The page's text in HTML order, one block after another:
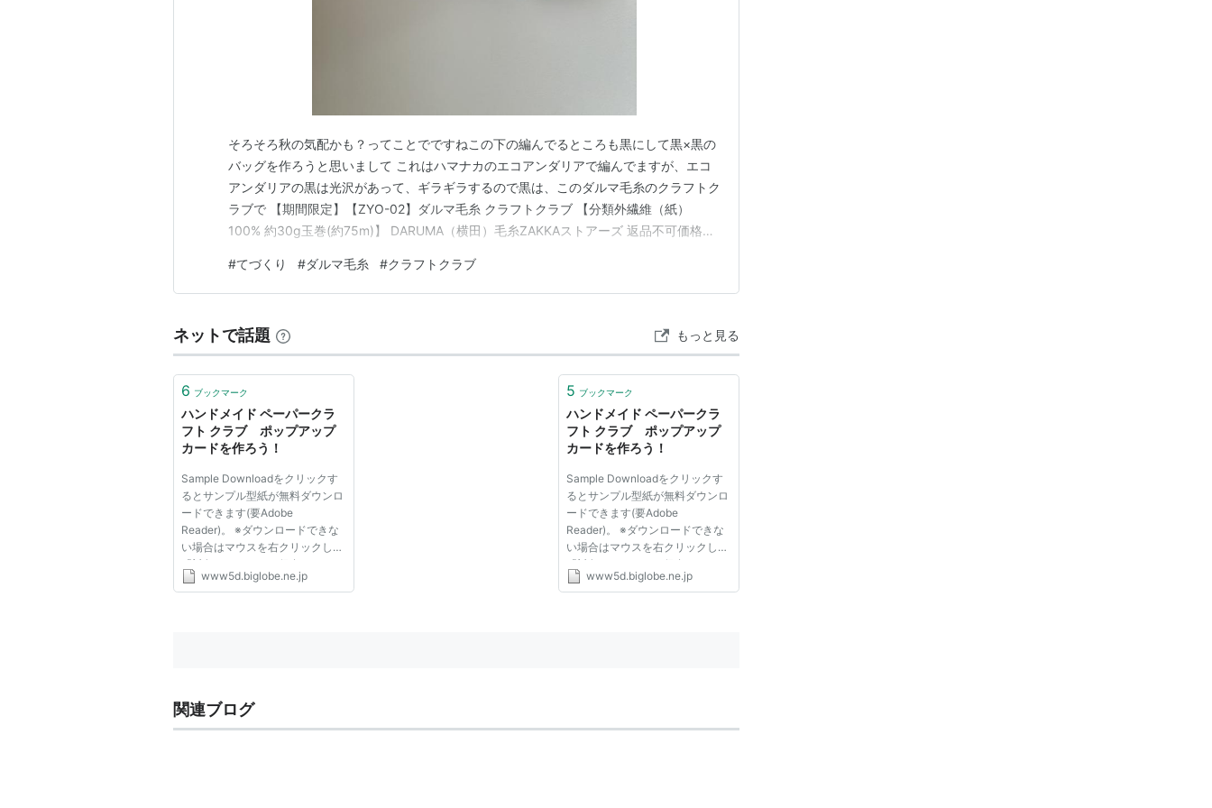
そろそろ秋の気配かも？ってことでですねこの下の編んでるところも黒にして黒×黒の
バッグを作ろうと思いまして これはハマナカのエコアンダリアで編んでますが、エコ
アンダリアの黒は光沢があって、ギラギラするので黒は、このダルマ毛糸のクラフトク
ラブで 【期間限定】【ZYO-02】ダルマ毛糸 クラフトクラブ 【分類外繊維（紙）
100% 約30g玉巻(約75m)】 DARUMA（横田）毛糸ZAKKAストアーズ 返品不可価格：
でマットな質感なのシックでお上品柔らかくて編みやすい！で、バッグの表は真っ黒、
内側は爽やか〜…
#てづくり #ダルマ毛糸 #クラフトクラブ
ネットで話題 もっと見る
6 ブックマーク
ハンドメイド ペーパークラ
フト クラブ ポップアップ
カードを作ろう！
Sample Downloadをクリックす
るとサンプル型紙が無料ダウンロ
ードできます(要Adobe
Reader)。 ※ダウンロードできな
い場合はマウスを右クリックして
「対象をファイルに保存」してく
ださい。
www5d.biglobe.ne.jp
5 ブックマーク
ハンドメイド ペーパークラ
フト クラブ ポップアップ
カードを作ろう！
Sample Downloadをクリックす
るとサンプル型紙が無料ダウンロ
ードできます(要Adobe
Reader)。 ※ダウンロードできな
い場合はマウスを右クリックして
「対象をファイルに保存」してく
ださい。
www5d.biglobe.ne.jp
関連ブログ